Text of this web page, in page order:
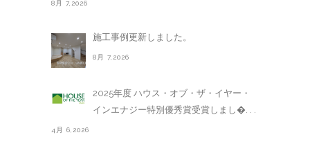
8月 7,2026
施工事例更新しました。
8月 7,2026
2025年度 ハウス・オブ・ザ・イヤー・
インエナジー特別優秀賞受賞しまし�. . .
4月 6,2026